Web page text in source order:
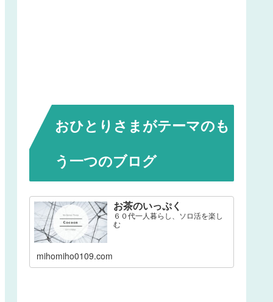
おひとりさまがテーマのも
う一つのブログ
お茶のいっぷく
６０代一人暮らし、ソロ活を楽し
む
mihomiho0109.com